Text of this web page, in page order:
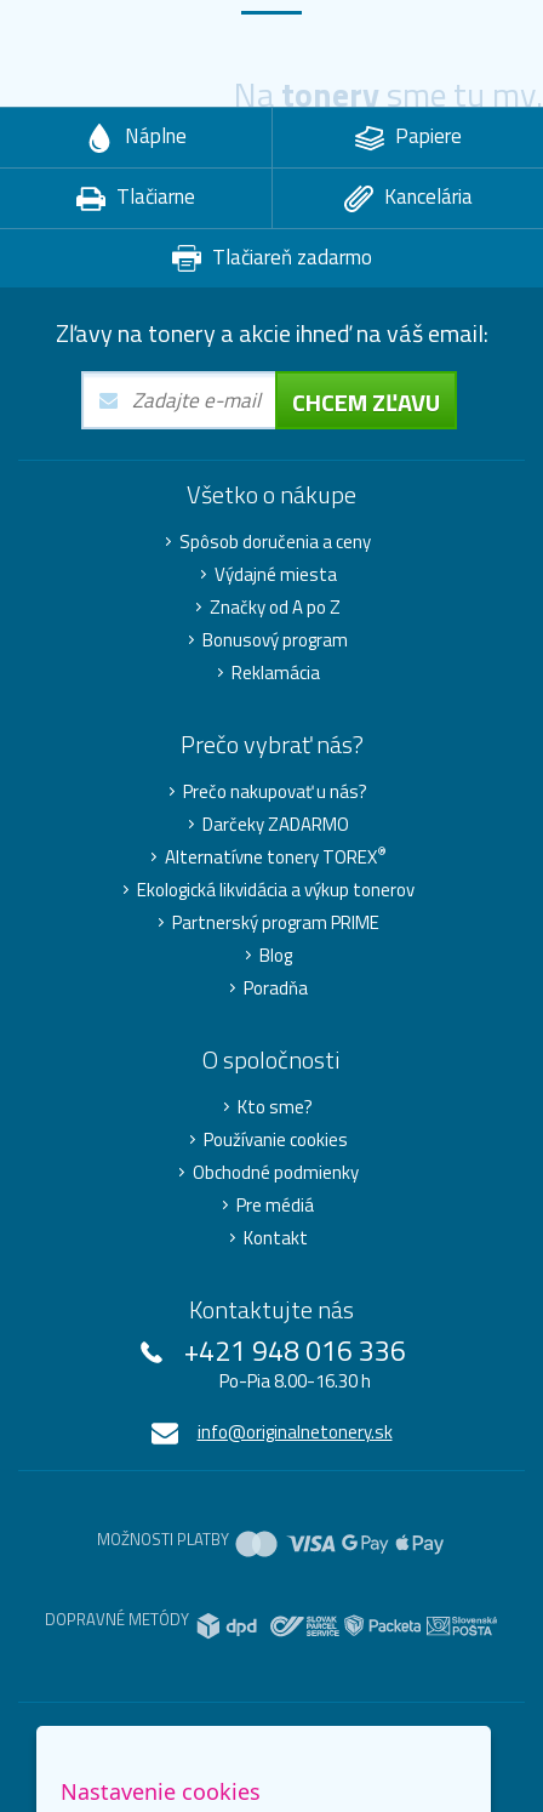
Natonerysme tu my.
Náplne
Papiere
Tlačiarne
Kancelária
Tlačiareň zadarmo
Zľavy na tonery a akcie ihneď na váš email:
CHCEM ZĽAVU
Všetko o nákupe
Spôsob doručenia a ceny
Výdajné miesta
Značky od A po Z
Bonusový program
Reklamácia
Prečo vybrať nás?
Prečo nakupovať u nás?
Darčeky ZADARMO
Alternatívne tonery TOREX®
Ekologická likvidácia a výkup tonerov
Partnerský program PRIME
Blog
Poradňa
O spoločnosti
Kto sme?
Používanie cookies
Obchodné podmienky
Pre médiá
Kontakt
Kontaktujte nás
+421 948 016 336
Po-Pia 8.00-16.30 h
info@originalnetonery.sk
MOŽNOSTI PLATBY
DOPRAVNÉ METÓDY
Nastavenie cookies